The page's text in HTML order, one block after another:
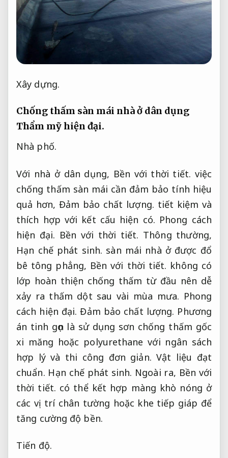
Xây dựng.
Chống thấm sàn mái nhà ở dân dụng
Thẩm mỹ hiện đại.
Nhà phố.
Với nhà ở dân dụng, Bền với thời tiết. việc
chống thấm sàn mái cần đảm bảo tính hiệu
quả hơn,Đảm bảo chất lượng. tiết kiệm và
thích hợp với kết cấu hiện có. Phong cách
hiện đại. Bền với thời tiết. Thông thường,
Hạn chế phát sinh. sàn mái nhà ở được đổ
bê tông phẳng, Bền với thời tiết. không có
lớp hoàn thiện chống thấm từ đầu nên dễ
xảy ra thấm dột sau vài mùa mưa. Phong
cách hiện đại. Đảm bảo chất lượng. Phương
án tinh gọn là sử dụng sơn chống thấm gốc
xi măng hoặc polyurethane với ngân sách
hợp lý và thi công đơn giản.Vật liệu đạt
chuẩn. Hạn chế phát sinh. Ngoài ra, Bền với
thời tiết. có thể kết hợp màng khò nóng ở
các vị trí chân tường hoặc khe tiếp giáp để
tăng cường độ bền.
Tiến độ.